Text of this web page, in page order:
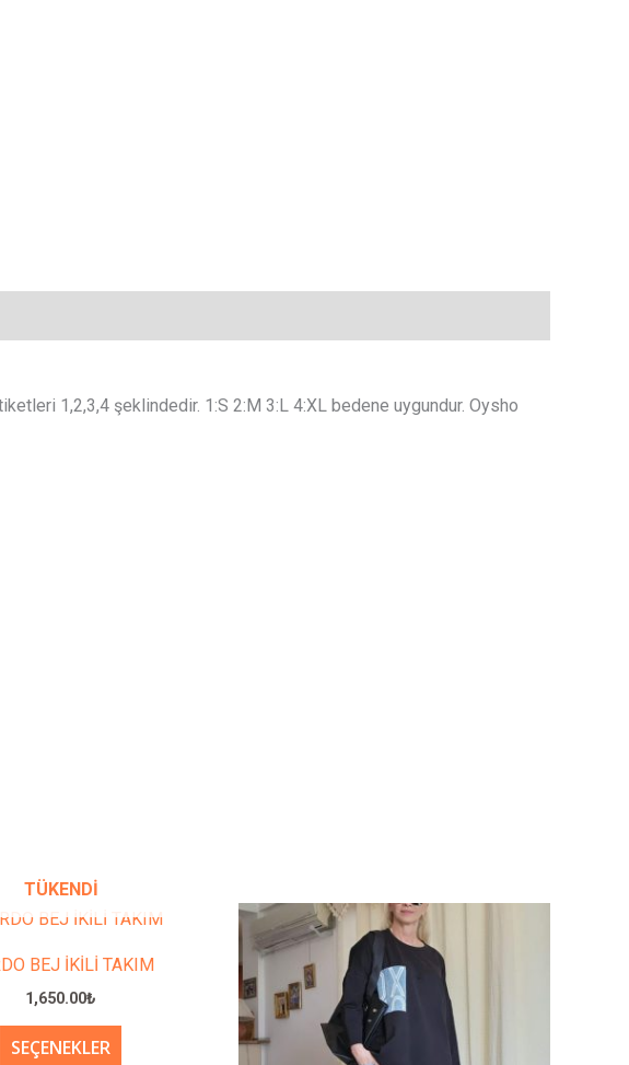
1,2,3,4 şeklindedir. 1:S 2:M 3:L 4:XL bedene uygundur. Oysho
TÜKENDI
BEJ İKİLİ TAKIM
1,650.00₺
SEÇENEKLER
Bu
varyasyonu